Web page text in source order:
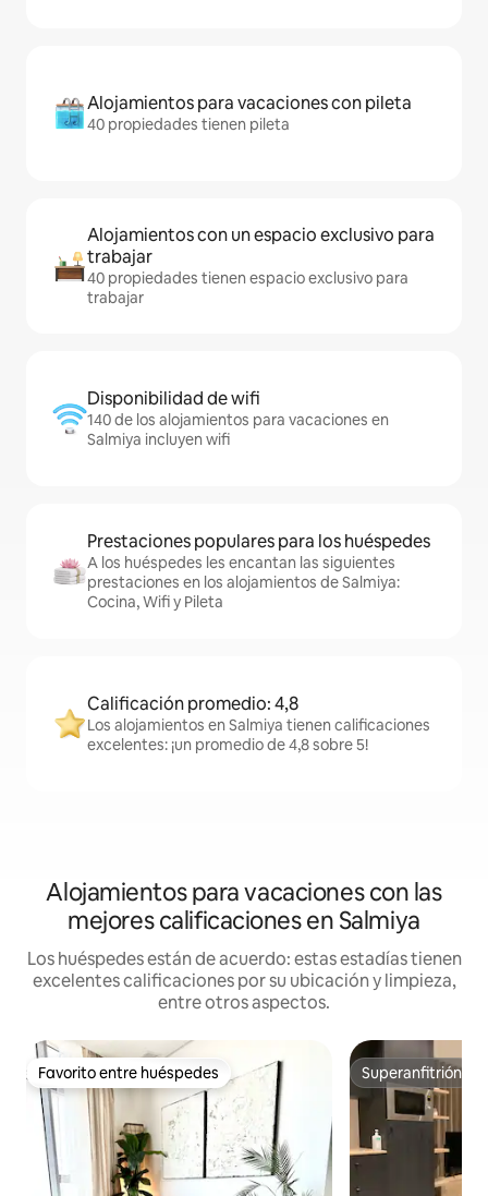
Alojamientos para vacaciones con pileta
40 propiedades tienen pileta
Alojamientos con un espacio exclusivo para
trabajar
40 propiedades tienen espacio exclusivo para
trabajar
Disponibilidad de wifi
140 de los alojamientos para vacaciones en
Salmiya incluyen wifi
Prestaciones populares para los huéspedes
A los huéspedes les encantan las siguientes
prestaciones en los alojamientos de Salmiya:
Cocina, Wifi y Pileta
Calificación promedio: 4,8
Los alojamientos en Salmiya tienen calificaciones
excelentes: ¡un promedio de 4,8 sobre 5!
Alojamientos para vacaciones con las
mejores calificaciones en Salmiya
Los huéspedes están de acuerdo: estas estadías tienen
excelentes calificaciones por su ubicación y limpieza,
entre otros aspectos.
Favorito entre huéspedes
Favorito entre huéspedes Superanfitrión
Superanfitrión